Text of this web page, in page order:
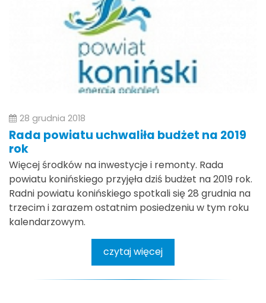
28 grudnia 2018
Rada powiatu uchwaliła budżet na 2019
rok
Więcej środków na inwestycje i remonty. Rada
powiatu konińskiego przyjęła dziś budżet na 2019 rok.
Radni powiatu konińskiego spotkali się 28 grudnia na
trzecim i zarazem ostatnim posiedzeniu w tym roku
kalendarzowym.
czytaj więcej